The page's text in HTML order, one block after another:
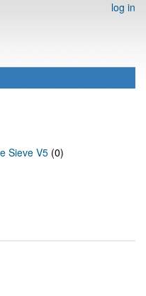
log in
Sieve V5 (0)